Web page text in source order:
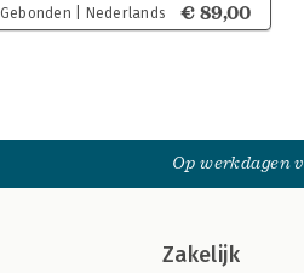
Gebonden | Nederlands € 89,00
Op werkdagen
Zakelijk